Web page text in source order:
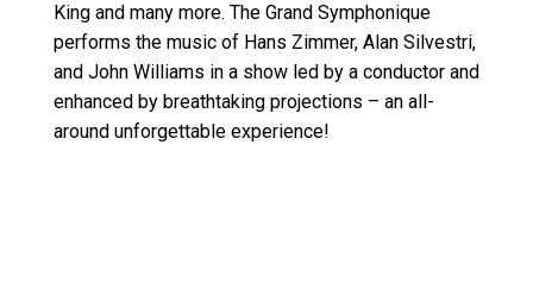
King and many more. The Grand Symphonique
performs the music of Hans Zimmer, Alan Silvestri,
and John Williams in a show led by a conductor and
enhanced by breathtaking projections – an all-
around unforgettable experience!